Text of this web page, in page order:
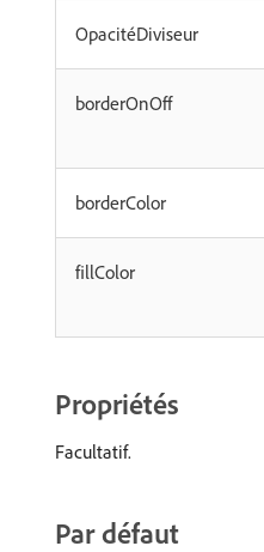
OpacitéDiviseur
borderOnOff
borderColor
fillColor
Propriétés
Facultatif.
Par défaut